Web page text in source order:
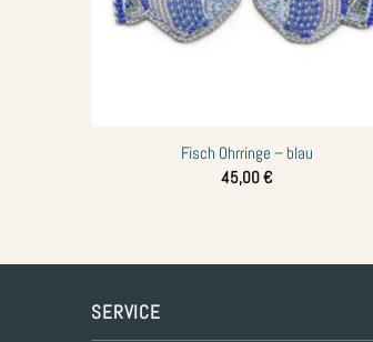
Fisch Ohrringe – blau
45,00€
SERVICE